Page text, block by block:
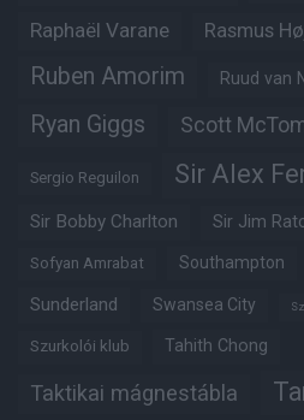
Raphaël Varane Rasmus
Ruben Amorim Ruud van
Ryan Giggs Scott
Sergio Reguilon Sir Alex
Sir Bobby Charlton Sir Jim
Sofyan Amrabat Southampton
Sunderland Swansea City
Szurkolói klub Tahith Chong
Taktikai mágnestábla